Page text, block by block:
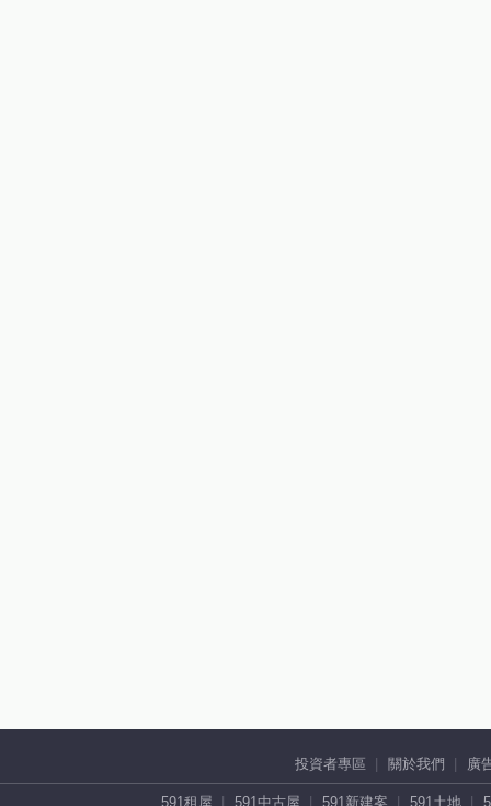
投資者專區 關於我們 廣
591租屋 591中古屋 591新建案 591土地